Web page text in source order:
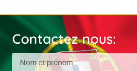
Contactez nous: